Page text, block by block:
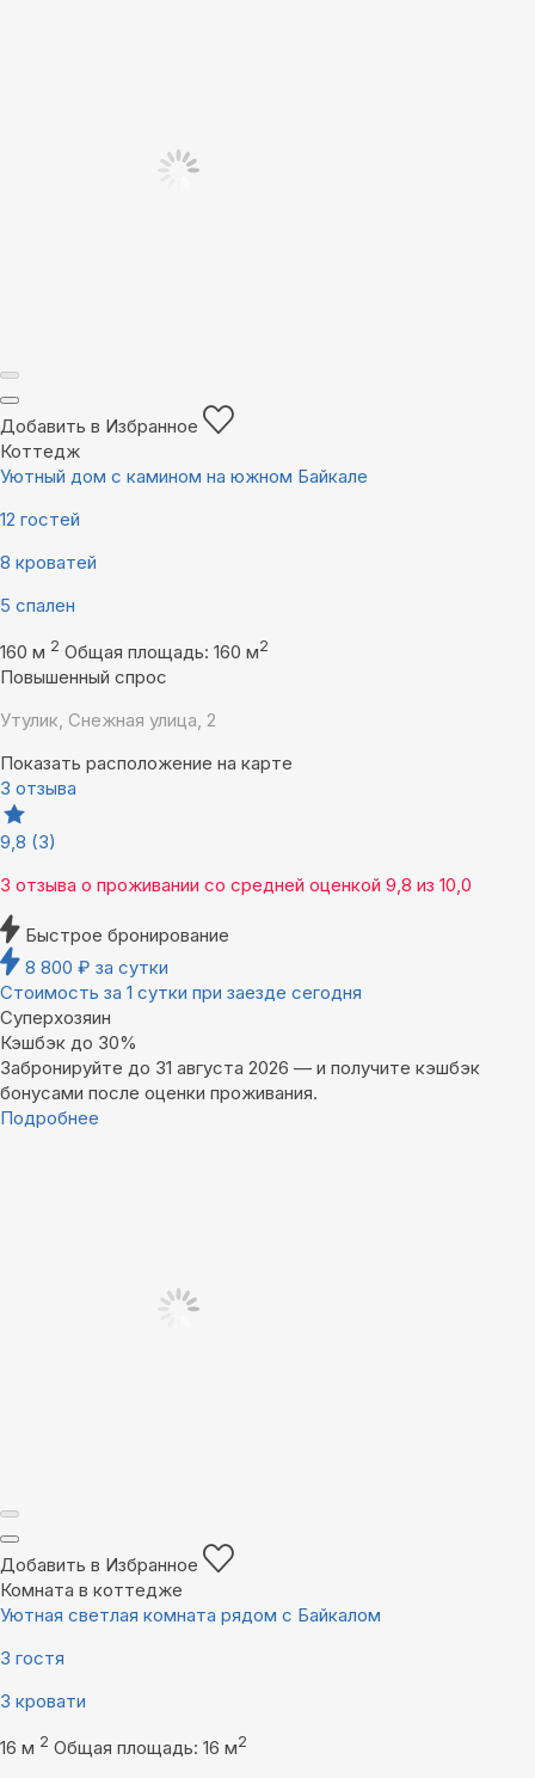
Добавить в Избранное
Коттедж
Уютный дом с камином на южном Байкале
12 гостей
8 кроватей
5 спален
160 м 2 Общая площадь: 160 м2
Повышенный спрос
Утулик, Снежная улица, 2
Показать расположение на карте
3 отзыва
9,8 (3)
3 отзыва о проживании со средней оценкой 9,8 из 10,0
Быстрое бронирование
8 800 ₽ за сутки
Стоимость за 1 сутки при заезде сегодня
Суперхозяин
Кэшбэк до 30%
Забронируйте до 31 августа 2026 — и получите кэшбэк
бонусами после оценки проживания.
Подробнее
Добавить в Избранное
Комната в коттедже
Уютная светлая комната рядом с Байкалом
3 гостя
3 кровати
16 м 2 Общая площадь: 16 м2